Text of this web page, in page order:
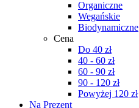
Organiczne
Wegańskie
Biodynamiczne
Cena
Do 40 zł
40 - 60 zł
60 - 90 zł
90 - 120 zł
Powyżej 120 zł
Na Prezent